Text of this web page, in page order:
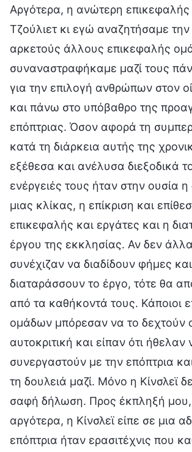
Αργότερα, η ανώτερη
Τζούλιετ κι εγώ αναζητήσαμε την
αρκετούς άλλους επικεφαλής
συναναστραφήκαμε μαζί τους
για την επιλογή ανθρώπων στον
και πάνω στο υπόβαθρο της
επόπτριας. Όσον αφορά τη
κατά τη διάρκεια αυτής της
εξέθεσα και ανέλυσα διεξοδικά το
ενέργειές τους ήταν στην ουσία η
μιας κλίκας, η επίκριση και
επικεφαλής και εργάτες και η
έργου της εκκλησίας. Αν δεν
συνέχιζαν να διαδίδουν φήμες
διαταράσσουν το έργο, τότε θα
από τα καθήκοντά τους. Κάποιοι
ομάδων μπόρεσαν να το δεχτούν
αυτοκριτική και είπαν ότι ήθελαν
συνεργαστούν με την επόπτρια
τη δουλειά μαζί. Μόνο η Κίνσλεϊ
σαφή δήλωση. Προς έκπληξή μου,
αργότερα, η Κίνσλεϊ είπε σε μια
επόπτρια ήταν ερασιτέχνις που